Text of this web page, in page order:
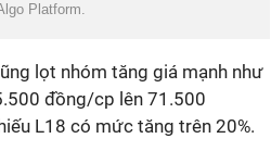
Platform.
lọt nhóm tăng giá mạnh như
đồng/cp lên 71.500
L18 có mức tăng trên 20%.